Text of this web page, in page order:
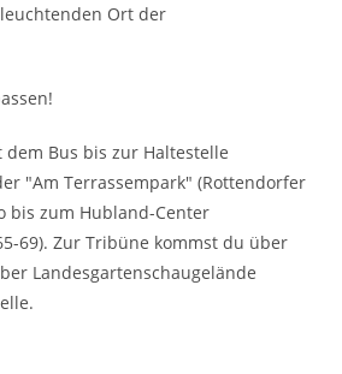
Ort der
Bus bis zur Haltestelle
"Am Terrassempark" (Rottendorfer
bis zum Hubland-Center
69). Zur Tribüne kommst du über
Landesgartenschaugelände